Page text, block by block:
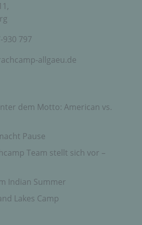
930 797
allgaeu.de
dem Motto: American vs.
Pause
Team stellt sich vor –
Indian Summer
Lakes Camp
ist eine natürliche oder
personenbezogene Daten im
natürliche oder juristische
Einrichtung oder andere Stelle,
Daten offengelegt werden,
ob es sich bei ihr um einen
nicht. Behörden, die im
Untersuchungsauftrags
oder dem Recht der
Daten erhalten, gelten jedoch